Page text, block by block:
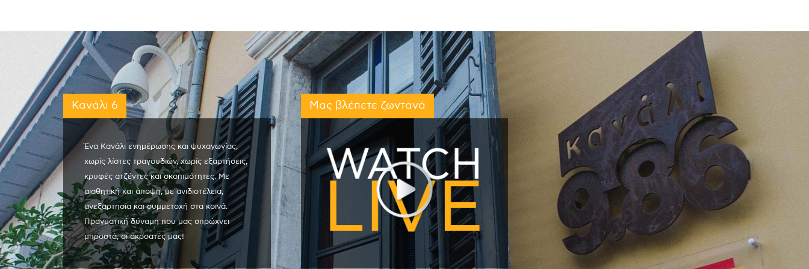
Κανάλι 6
Ένα Κανάλι ενημέρωσης και ψυχαγωγίας,
χωρίς λίστες τραγουδιών, χωρίς εξαρτήσεις,
κρυφές ατζέντες και σκοπιμότητες. Με
αισθητική και άποψη, με ανιδιοτέλεια,
ανεξαρτησία και συμμετοχή στα κοινά.
Πραγματική δύναμη που μας σπρώχνει
μπροστά, οι ακροατές μας!
Μας βλέπετε ζωντανά